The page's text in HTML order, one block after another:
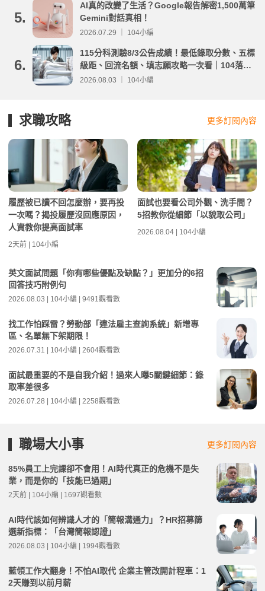
5.
AI真的改變了生活？Google報告解密1,500萬筆
Gemini對話真相！
2026.07.29 ｜ 104小編
6.
115分科測驗8/3公告成績！最低錄取分數、五標
級距、回流名額、填志願攻略一次看｜104落點
分析
2026.08.03 ｜ 104小編
求職攻略 更多訂閱內容
履歷被已讀不回怎麼辦，要再投
一次嗎？揭投履歷沒回應原因，
人資教你提高面試率
2天前 | 104小編
面試也要看公司外觀、洗手間？
5招教你從細節「以貌取公司」
2026.08.04 | 104小編
英文面試問題「你有哪些優點及缺點？」更加分的6招
回答技巧附例句
2026.08.03 | 104小編 | 9491觀看數
找工作怕踩雷？勞動部「違法雇主查詢系統」新增專
區、名單無下架期限！
2026.07.31 | 104小編 | 2604觀看數
面試最重要的不是自我介紹！過來人曝5關鍵細節：錄
取率差很多
2026.07.28 | 104小編 | 2258觀看數
職場大小事 更多訂閱內容
85%員工上完課卻不會用！AI時代真正的危機不是失
業，而是你的「技能已過期」
2天前 | 104小編 | 1697觀看數
AI時代該如何辨識人才的「簡報溝通力」？HR招募篩
選新指標：「台灣簡報認證」
2026.08.03 | 104小編 | 1994觀看數
藍領工作大翻身！不怕AI取代 企業主管改開計程車：1
2天賺到以前月薪